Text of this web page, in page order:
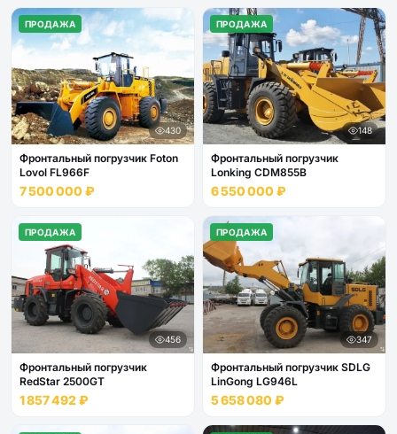
ПРОДАЖА
430
Фронтальный погрузчик Foton
Lovol FL966F
7 500 000 ₽
ПРОДАЖА
148
Фронтальный погрузчик
Lonking CDM855B
6 550 000 ₽
ПРОДАЖА
456
Фронтальный погрузчик
RedStar 2500GT
1 857 492 ₽
ПРОДАЖА
347
Фронтальный погрузчик SDLG
LinGong LG946L
5 658 080 ₽